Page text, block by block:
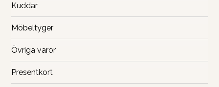
Kuddar
Möbeltyger
Övriga varor
Presentkort